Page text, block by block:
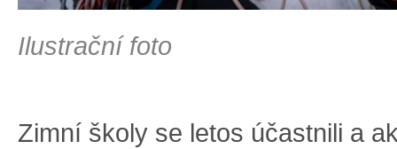
Ilustrační foto
Zimní školy se letos účastnili a